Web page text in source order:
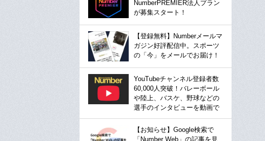
NumberPREMIER法人プラン
が募集スタート！
【登録無料】Numberメールマ
ガジン好評配信中。スポーツ
の「今」をメールでお届け！
YouTubeチャンネル登録者数
60,000人突破！バレーボール
や陸上、バスケ、野球などの
選手のインタビューを動画で
【お知らせ】Google検索で
「Number Web」の記事を見